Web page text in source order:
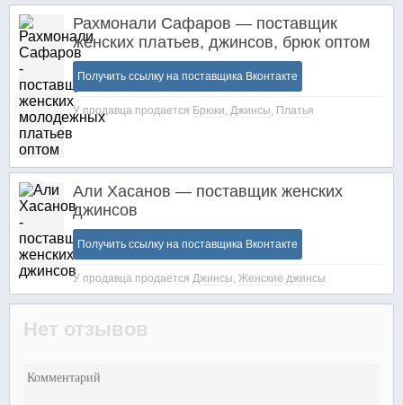
Рахмонали Сафаров — поставщик
женских платьев, джинсов, брюк оптом
Получить ссылку на поставщика Вконтакте
У продавца продается Брюки, Джинсы, Платья
Али Хасанов — поставщик женских
джинсов
Получить ссылку на поставщика Вконтакте
У продавца продается Джинсы, Женские джинсы
Нет отзывов